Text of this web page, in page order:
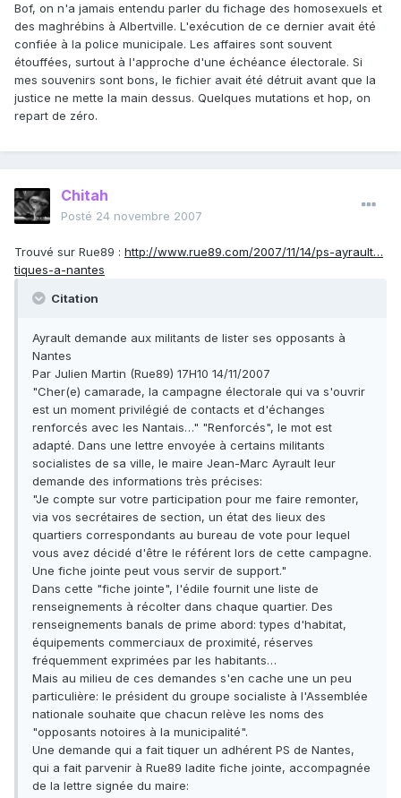
Bof, on n'a jamais entendu parler du fichage des homosexuels et
des maghrébins à Albertville. L'exécution de ce dernier avait été
confiée à la police municipale. Les affaires sont souvent
étouffées, surtout à l'approche d'une échéance électorale. Si
mes souvenirs sont bons, le fichier avait été détruit avant que la
justice ne mette la main dessus. Quelques mutations et hop, on
repart de zéro.
Chitah
Posté 24 novembre 2007
Trouvé sur Rue89 : http://www.rue89.com/2007/11/14/ps-ayrault…
tiques-a-nantes
Citation
Ayrault demande aux militants de lister ses opposants à
Nantes
Par Julien Martin (Rue89) 17H10 14/11/2007
"Cher(e) camarade, la campagne électorale qui va s'ouvrir
est un moment privilégié de contacts et d'échanges
renforcés avec les Nantais…" "Renforcés", le mot est
adapté. Dans une lettre envoyée à certains militants
socialistes de sa ville, le maire Jean-Marc Ayrault leur
demande des informations très précises:
"Je compte sur votre participation pour me faire remonter,
via vos secrétaires de section, un état des lieux des
quartiers correspondants au bureau de vote pour lequel
vous avez décidé d'être le référent lors de cette campagne.
Une fiche jointe peut vous servir de support."
Dans cette "fiche jointe", l'édile fournit une liste de
renseignements à récolter dans chaque quartier. Des
renseignements banals de prime abord: types d'habitat,
équipements commerciaux de proximité, réserves
fréquemment exprimées par les habitants…
Mais au milieu de ces demandes s'en cache une un peu
particulière: le président du groupe socialiste à l'Assemblée
nationale souhaite que chacun relève les noms des
"opposants notoires à la municipalité".
Une demande qui a fait tiquer un adhérent PS de Nantes,
qui a fait parvenir à Rue89 ladite fiche jointe, accompagnée
de la lettre signée du maire: